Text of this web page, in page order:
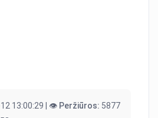
13:00:29 | 👁️ Peržiūros: 5877